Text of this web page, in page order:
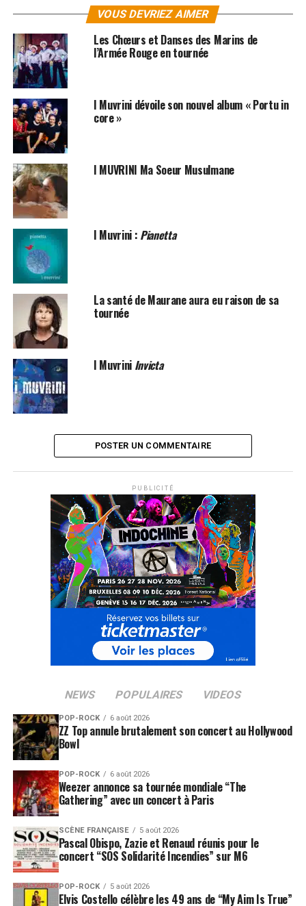
promesse à la beauté universelle
«Imaginà» est un voyage qui sonne et qui chante la
réconciliation des terres avec le chant des cinq
continents. « Imaginà » ne célèbre pas un pays ou une
frontière, mais le sens culturel du peuple des hommes et
la Conscience Planétaire qui est en train de naître.
SUJETS ASSOCIÉS:
VOUS DEVRIEZ AIMER
Les Chœurs et Danses des Marins de
l’Armée Rouge en tournée
I Muvrini dévoile son nouvel album « Portu in
core »
I MUVRINI Ma Soeur Musulmane
I Muvrini : Pianetta
La santé de Maurane aura eu raison de sa
tournée
I Muvrini Invicta
POSTER UN COMMENTAIRE
PUBLICITÉ
NEWS POPULAIRES VIDEOS
POP-ROCK 6 août 2026
ZZ Top annule brutalement son concert au Hollywood
Bowl
POP-ROCK 6 août 2026
Weezer annonce sa tournée mondiale “The
Gathering” avec un concert à Paris
SCÈNE FRANÇAISE 5 août 2026
Pascal Obispo, Zazie et Renaud réunis pour le
concert “SOS Solidarité Incendies” sur M6
POP-ROCK 5 août 2026
Elvis Costello célèbre les 49 ans de “My Aim Is True”